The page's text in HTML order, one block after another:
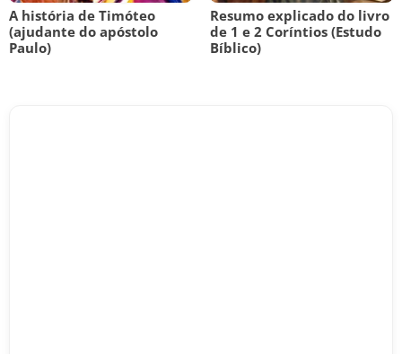
A história de Timóteo
(ajudante do apóstolo
Paulo)
Resumo explicado do livro
de 1 e 2 Coríntios (Estudo
Bíblico)